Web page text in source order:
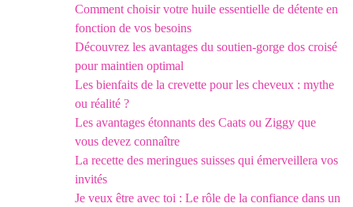
Comment choisir votre huile essentielle de détente en
fonction de vos besoins
Découvrez les avantages du soutien-gorge dos croisé
pour maintien optimal
Les bienfaits de la crevette pour les cheveux : mythe
ou réalité ?
Les avantages étonnants des Caats ou Ziggy que
vous devez connaître
La recette des meringues suisses qui émerveillera vos
invités
Je veux être avec toi : Le rôle de la confiance dans un